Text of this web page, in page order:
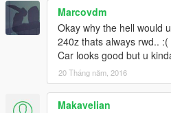
Marcovdm
Okay why the hell would
240z thats always rwd.. :(
Car looks good but u
20 Tháng năm, 2016
Makavelian